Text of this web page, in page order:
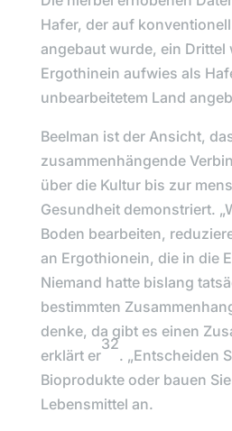
Hafer, der auf
angebaut wurde, ein Drittel
Ergothinein aufwies als
unbearbeitetem Land
Beelman ist der Ansicht,
zusammenhängende
über die Kultur bis zur
Gesundheit demonstriert.
Boden bearbeiten,
an Ergothionein, die in die
Niemand hatte bislang
bestimmten
denke, da gibt es einen
erklärt er
32
. „Entscheiden
Bioprodukte oder bauen
Lebensmittel an.